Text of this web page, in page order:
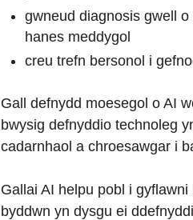
gwneud diagnosis gwell
hanes meddygol
creu trefn bersonol i
Gall defnydd moesegol o AI
bwysig defnyddio technoleg
cadarnhaol a chroesawgar i
Gallai AI helpu pobl i
byddwn yn dysgu ei